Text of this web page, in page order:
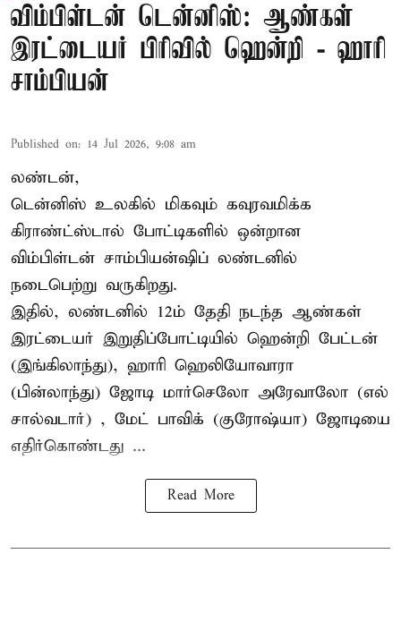
விம்பிள்டன் டென்னிஸ்: ஆண்கள்
இரட்டையர் பிரிவில் ஹென்றி - ஹாரி
சாம்பியன்
Published on: 14 Jul 2026, 9:08 am
லண்டன்,
டென்னிஸ் உலகில் மிகவும் கவுரவமிக்க
கிராண்ட்ஸ்டால் போட்டிகளில் ஒன்றான
விம்பிள்டன் சாம்பியன்ஷிப் லண்டனில்
நடைபெற்று வருகிறது.
இதில், லண்டனில் 12ம் தேதி நடந்த ஆண்கள்
இரட்டையர் இறுதிப்போட்டியில் ஹென்றி பேட்டன்
(இங்கிலாந்து), ஹாரி ஹெலியோவாரா
(பின்லாந்து) ஜோடி மார்செலோ அரேவாலோ (எல்
சால்வடார்) , மேட் பாவிக் (குரோஷ்யா) ஜோடியை
எதிர்கொண்டது ...
Read More